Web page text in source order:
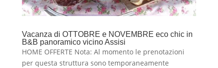
Vacanza di OTTOBRE e NOVEMBRE eco chic in
B&B panoramico vicino Assisi
HOME OFFERTE Nota: Al momento le prenotazioni
per questa struttura sono temporaneamente